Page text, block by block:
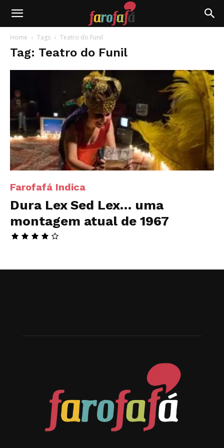
Farofafá
Home Tags Teatro do Funil
Tag: Teatro do Funil
Farofafá Indica
Dura Lex Sed Lex… uma
montagem atual de 1967